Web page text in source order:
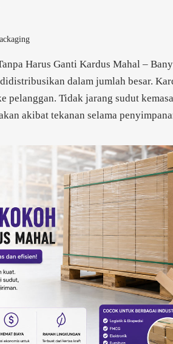
Harus Ganti Kardus Mahal –
dalam jumlah besar.
pelanggan. Tidak jarang sudut
akibat tekanan selama